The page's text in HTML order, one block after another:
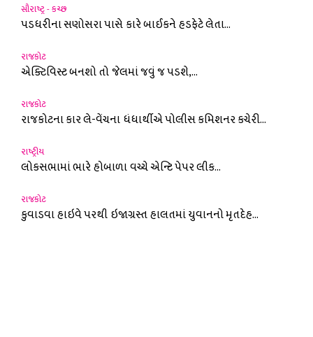
સૌરાષ્ટ્ર - કચ્છ
પડધરીના સણોસરા પાસે કારે બાઈકને હડફેટે લેતા...
રાજકોટ
એક્ટિવિસ્ટ બનશો તો જેલમાં જવું જ પડશે,...
રાજકોટ
રાજકોટના કાર લે-વેંચના ધંધાર્થીએ પોલીસ કમિશનર કચેરી...
રાષ્ટ્રીય
લોકસભામાં ભારે હોબાળા વચ્ચે એન્ટિ પેપર લીક...
રાજકોટ
કુવાડવા હાઇવે પરથી ઇજાગ્રસ્ત હાલતમાં યુવાનનો મૃતદેહ...